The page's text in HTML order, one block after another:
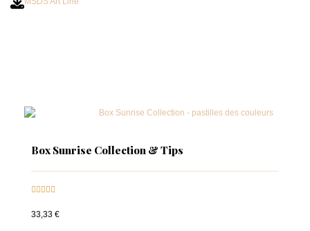
Box Sunrise Collection & Tips

33,33 €